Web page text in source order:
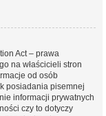
Act – prawa
na właścicieli stron
od osób
posiadania pisemnej
informacji prywatnych
czy to dotyczy